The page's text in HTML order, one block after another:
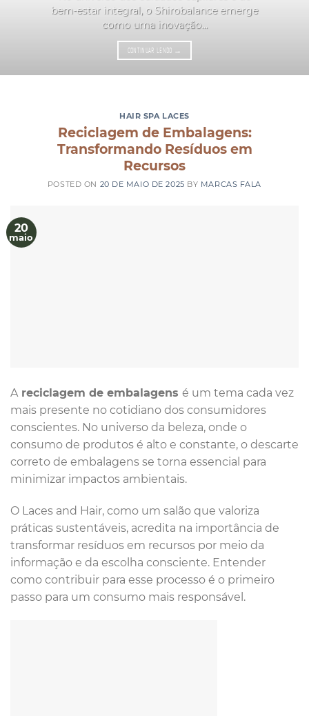
bem-estar integral, o Shirobalance emerge
como uma inovação...
CONTINUAR LENDO →
HAIR SPA LACES
Reciclagem de Embalagens:
Transformando Resíduos em
Recursos
POSTED ON 20 DE MAIO DE 2025 BY MARCAS FALA
20
maio
Areciclagem de embalagens é um tema cada vez
mais presente no cotidiano dos consumidores
conscientes. No universo da beleza, onde o
consumo de produtos é alto e constante, o descarte
correto de embalagens se torna essencial para
minimizar impactos ambientais.
O Laces and Hair, como um salão que valoriza
práticas sustentáveis, acredita na importância de
transformar resíduos em recursos por meio da
informação e da escolha consciente. Entender
como contribuir para esse processo é o primeiro
passo para um consumo mais responsável.